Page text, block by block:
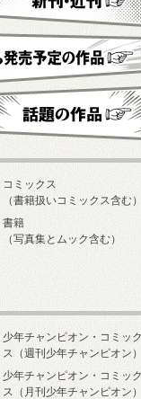
予定
コミックス
（書籍扱いコミックス含む）
書籍
（写真集とムック含む）
少年チャンピオン・コミック
ス（週刊少年チャンピオン）
少年チャンピオン・コミック
ス（月刊少年チャンピオン）